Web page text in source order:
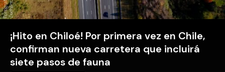
¡Hito en Chiloé! Por primera vez en Chile,
confirman nueva carretera que incluirá
siete pasos de fauna